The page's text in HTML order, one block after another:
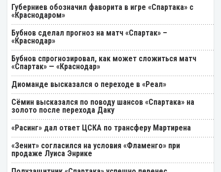
Губерниев обозначил фаворита в игре «Спартака» с
«Краснодаром»
Бубнов сделал прогноз на матч «Спартак» –
«Краснодар»
Бубнов спрогнозировал, как может сложиться матч
«Спартак» — «Краснодар»
Диоманде высказался о переходе в «Реал»
Cёмин высказался по поводу шансов «Спартака» на
золото после перехода Даку
«Расинг» дал ответ ЦСКА по трансферу Мартирена
«Зенит» согласился на условия «Фламенго» при
продаже Луиса Энрике